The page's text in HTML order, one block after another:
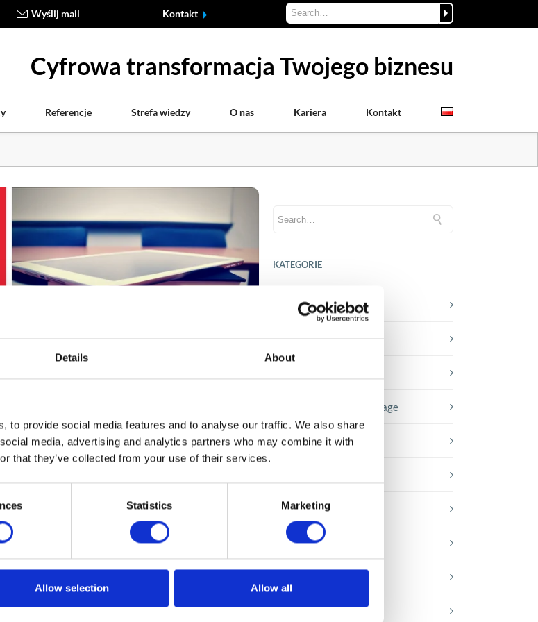
Details About
to provide social media features and to analyse our traffic. We also share
media, advertising and analytics partners who may combine it with
that they’ve collected from your use of their services.
Statistics Marketing
Allow selection Allow all
Wyślij mail Kontakt
Cyfrowa transformacja Twojego biznesu
Referencje Strefa wiedzy O nas Kariera Kontakt
Apollogic
ze środowiskami akademickimi. W jego
praktycznymi umiejętnościami z zakresu
studentów do przyszłej pracy
wykorzystać zdobyte podczas studiów
KATEGORIE
Aktualności prawne
Baza wiedzy
Historie sukcesu front page
Inicjatywy pracowników
Porady karierowe
Rozwiązania Microsoft
Trendy w SAP-ie